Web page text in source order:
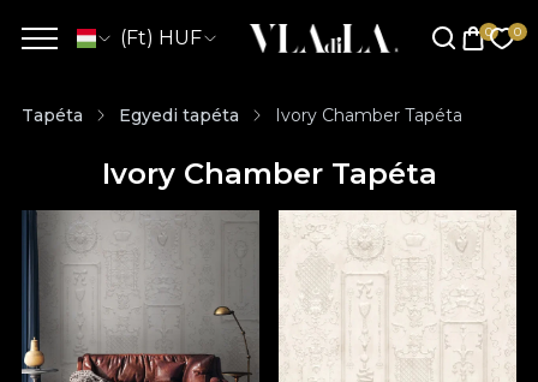
(Ft) HUF
Tapéta Egyedi tapéta Ivory Chamber Tapéta
Ivory Chamber Tapéta